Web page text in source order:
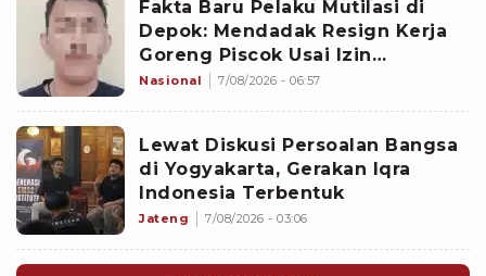
Fakta Baru Pelaku Mutilasi di
Depok: Mendadak Resign Kerja
Goreng Piscok Usai Izin
Interview di Mal
Nasional 7/08/2026 - 06:57
Lewat Diskusi Persoalan Bangsa
di Yogyakarta, Gerakan Iqra
Indonesia Terbentuk
Jateng 7/08/2026 - 03:06